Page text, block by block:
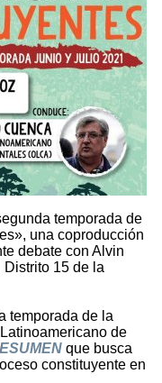
temporada de
una coproducción
debate con Alvin
15 de la
temporada de la
de
que busca
constituyente en